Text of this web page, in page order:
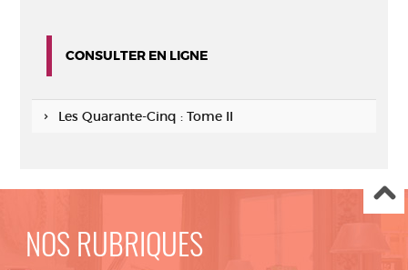
CONSULTER EN LIGNE
Les Quarante-Cinq : Tome II
NOS RUBRIQUES